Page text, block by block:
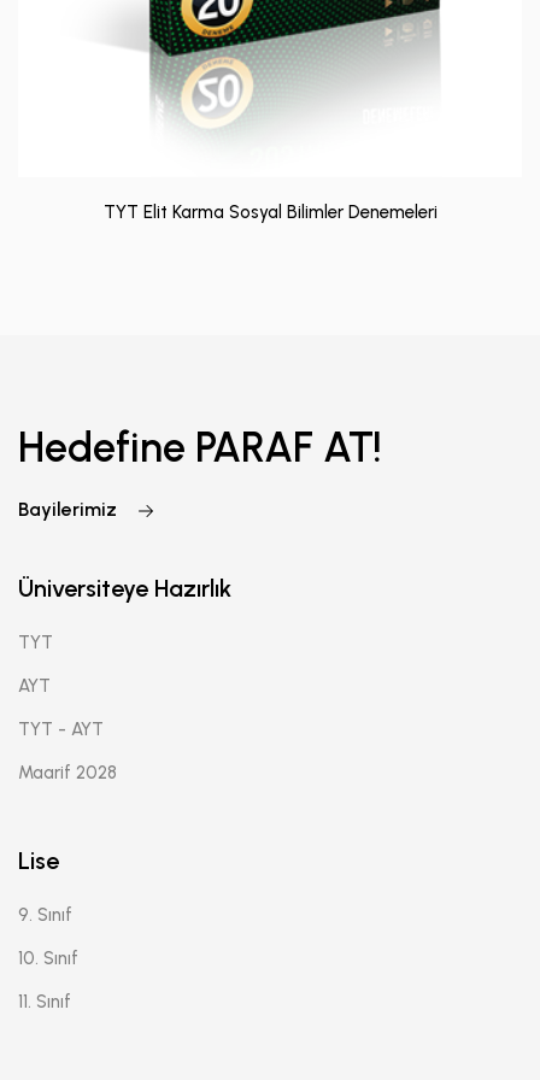
TYT Elit Karma Sosyal Bilimler Denemeleri
Hedefine PARAF AT!
Bayilerimiz
Üniversiteye Hazırlık
TYT
AYT
TYT - AYT
Maarif 2028
Lise
9. Sınıf
10. Sınıf
11. Sınıf